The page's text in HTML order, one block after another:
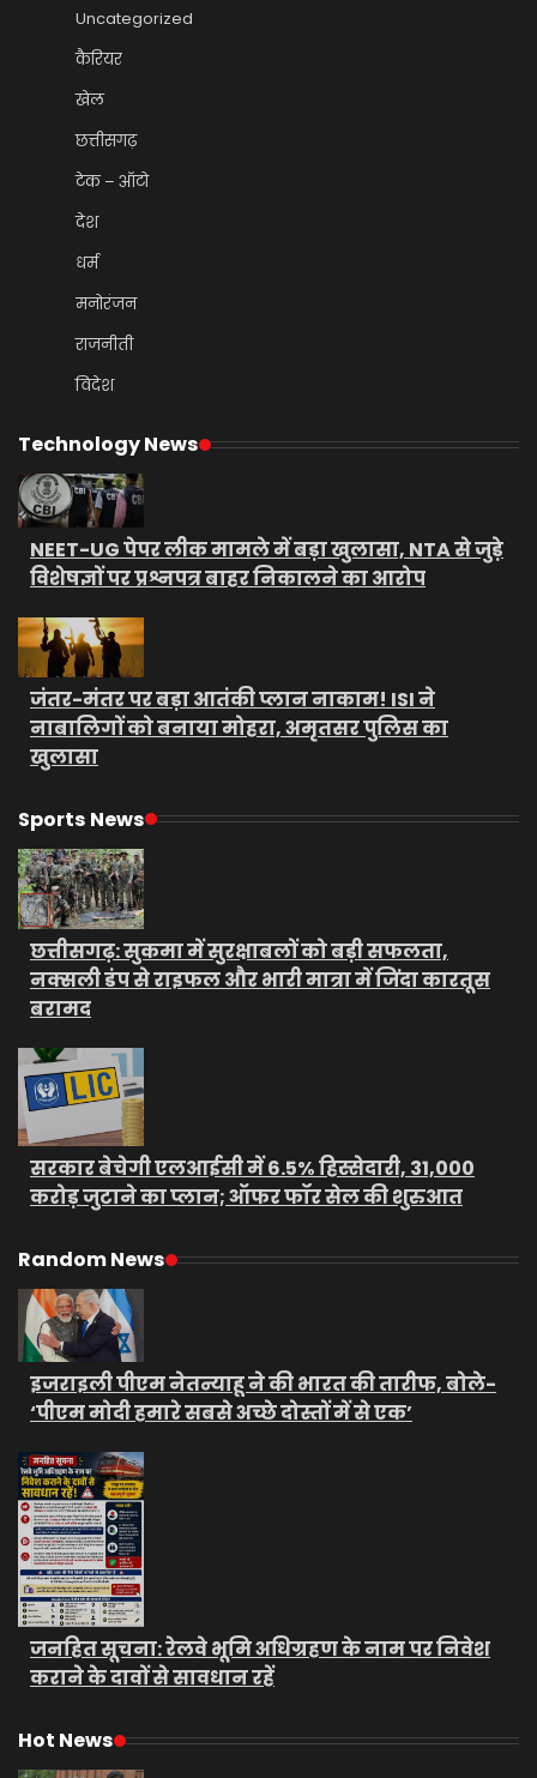
Uncategorized
कैरियर
खेल
छत्तीसगढ़
टेक – ऑटो
देश
धर्म
मनोरंजन
राजनीती
विदेश
Technology News
NEET-UG पेपर लीक मामले में बड़ा खुलासा, NTA से जुड़े
विशेषज्ञों पर प्रश्नपत्र बाहर निकालने का आरोप
जंतर-मंतर पर बड़ा आतंकी प्लान नाकाम! ISI ने
नाबालिगों को बनाया मोहरा, अमृतसर पुलिस का
खुलासा
Sports News
छत्तीसगढ़: सुकमा में सुरक्षाबलों को बड़ी सफलता,
नक्सली डंप से राइफल और भारी मात्रा में जिंदा कारतूस
बरामद
सरकार बेचेगी एलआईसी में 6.5% हिस्सेदारी, 31,000
करोड़ जुटाने का प्लान; ऑफर फॉर सेल की शुरुआत
Random News
इजराइली पीएम नेतन्याहू ने की भारत की तारीफ, बोले-
‘पीएम मोदी हमारे सबसे अच्छे दोस्तों में से एक’
जनहित सूचना: रेलवे भूमि अधिग्रहण के नाम पर निवेश
कराने के दावों से सावधान रहें
Hot News